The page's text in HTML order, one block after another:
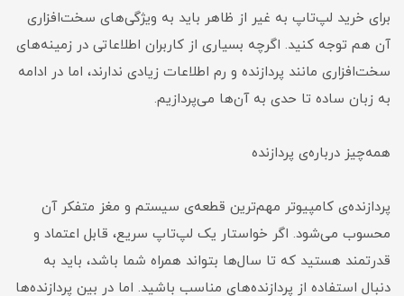
برای خرید لپ‌تاپ به غیر از ظاهر باید به ویژگی‌های سخت‌افزاری
آن هم توجه کنید. اگرچه بسیاری از کاربران اطلاعاتی در زمینه‌های
سخت‌افزاری مانند پردازنده و رم اطلاعات زیادی ندارند، اما در ادامه
به زبان ساده تا حدی به آن‌ها می‌پردازیم.
همه‌چیز درباره‌ی پردازنده
پردازنده‌ی کامپیوتر مهم‌ترین قطعه‌ی سیستم و مغز متفکر آن
محسوب می‌شود. اگر خواستار یک لپ‌تاپ سریع، قابل اعتماد و
قدرتمند هستید که تا سال‌ها بتواند همراه شما باشد، باید به
دنبال استفاده از پردازنده‌های مناسب باشید. اما در بین پردازنده‌ها